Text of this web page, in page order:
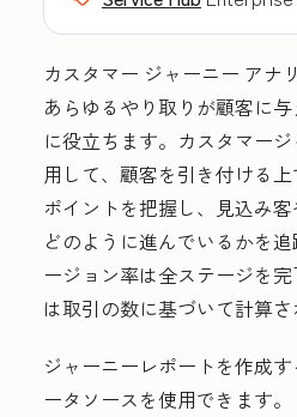
カスタマー ジャーニー アナ
あらゆるやり取りが顧客に
に役立ちます。カスタマー
用して、顧客を引き付ける
ポイントを把握し、見込み
どのように進んでいるかを
ージョン率は全ステージを
は取引の数に基づいて計算さ
ジャーニーレポートを作成
ータソースを使用できます。